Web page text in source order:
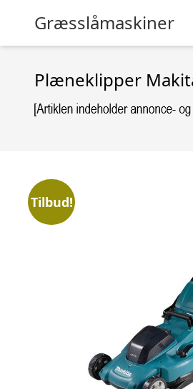
Græsslåmaskiner
Plæneklipper
Tilbud!